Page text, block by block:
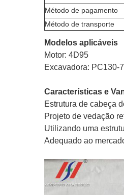
Método de pagamento
Método de transporte
Modelos aplicáveis
Motor: 4D95
Excavadora: PC130-
Características e
Estrutura de cabeça
Projeto de vedação
Utilizando uma
Adequado ao